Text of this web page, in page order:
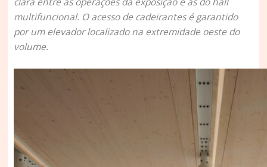
multifuncional. O acesso de cadeirantes é garantido
por um elevador localizado na extremidade oeste do
volume.